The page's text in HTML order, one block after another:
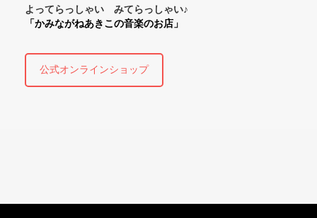
よってらっしゃい みてらっしゃい♪
「かみながねあきこの音楽のお店」
公式オンラインショップ